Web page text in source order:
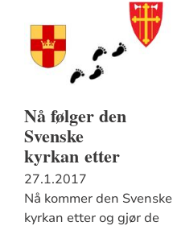
Nå følger den
Svenske
kyrkan etter
27.1.2017
Nå kommer den Svenske
kyrkan etter og gjør de